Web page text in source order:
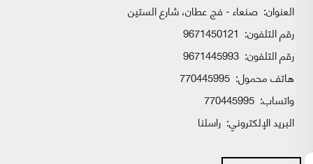
العنوان: صنعاء - فج عطان، شارع الستين
رقم التلفون: 9671450121
رقم التلفون: 9671445993
هاتف محمول: 770445995
واتساب:
البريد الإلكتروني: راسلنا